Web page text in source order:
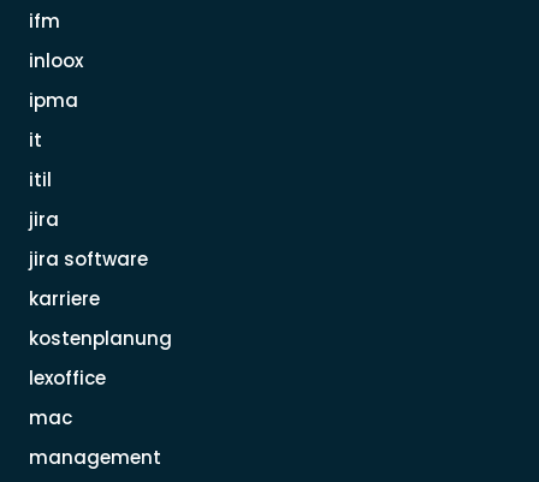
ifm
inloox
ipma
it
itil
jira
jira software
karriere
kostenplanung
lexoffice
mac
management